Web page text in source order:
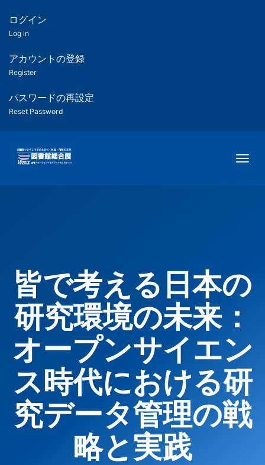
ツ
匿
名
ユ
ー
ー
用
メ
ログイン
Log in
アカウントの登録
Register
パスワードの再設定
Reset Password
皆で考える日本の
研究環境の未来：
オープンサイエン
ス時代における研
究データ管理の戦
略と実践